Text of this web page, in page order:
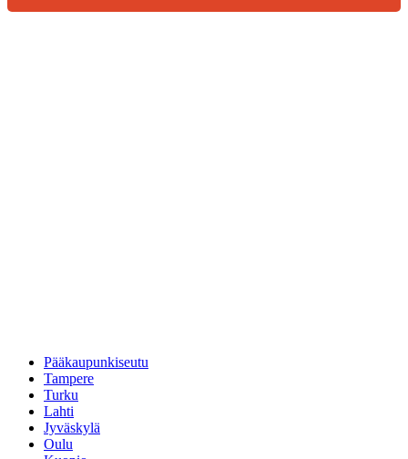
Pääkaupunkiseutu
Tampere
Turku
Lahti
Jyväskylä
Oulu